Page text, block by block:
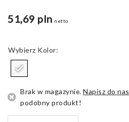
51,69 pln netto
Kolor
Brak w magazynie. Napisz do nas
podobny produkt!